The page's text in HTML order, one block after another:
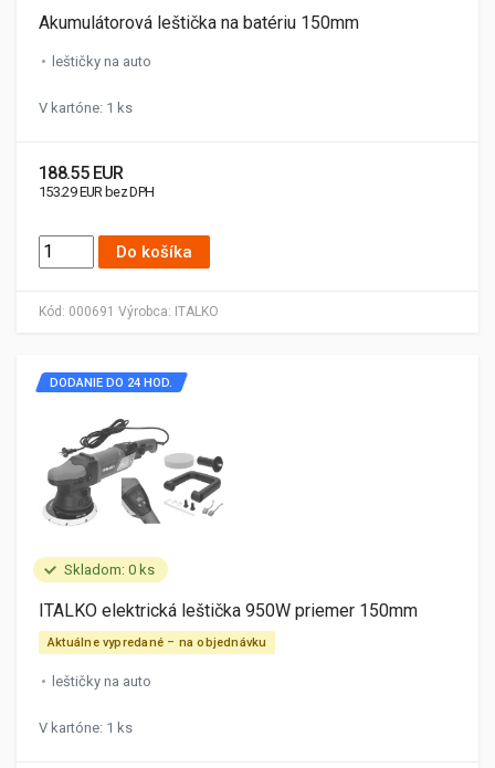
Kód: 000691 Výrobca: ITALKO
Akumulátorová leštička na batériu 150mm
leštičky na auto
V kartóne: 1 ks
188.55 EUR
153.29 EUR bez DPH
Do košíka
Skladom: 0 ks
DODANIE DO 24 HOD.
ITALKO elektrická leštička 950W priemer 150mm
Aktuálne vypredané – na objednávku
leštičky na auto
V kartóne: 1 ks